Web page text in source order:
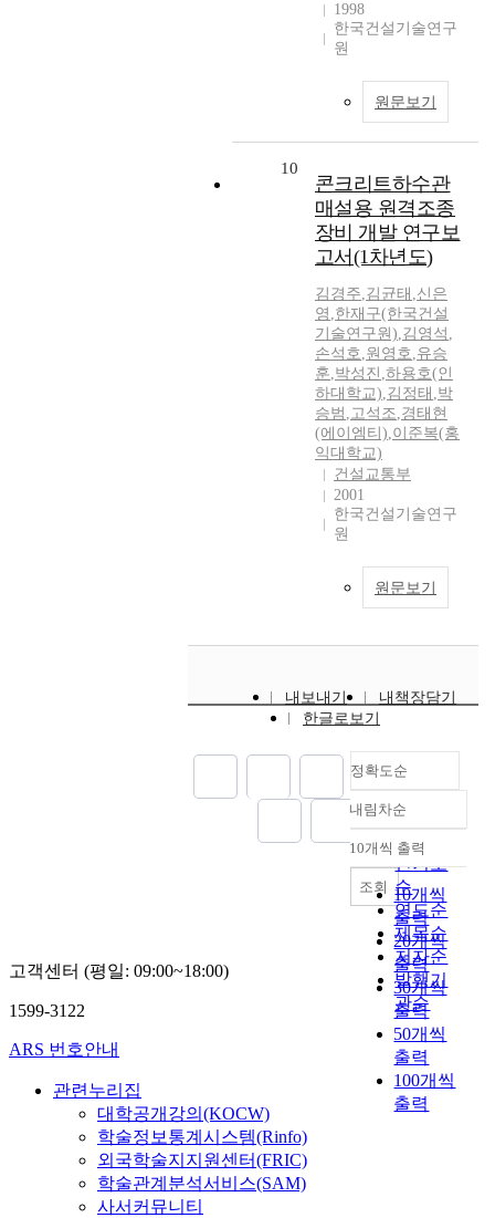
1998
한국건설기술연구
원
원문보기
10
콘크리트하수관
매설용 원격조종
장비 개발 연구보
고서(1차년도)
김경주,김균태 ,신은
영 ,한재구(한국건설
기술연구원),김영석 ,
손석호,원영호,유승
훈,박성진 ,하용호(인
하대학교),김정태 ,박
승범 ,고석조,경태현
(에이엠티),이준복(홍
익대학교)
건설교통부
2001
한국건설기술연구
원
원문보기
내보내기
내책장담기
한글로보기
정확도순
정확도
순
인기도
순
연도순
제목순
저자순
발행기
관순
내림차순
내림차순
10개씩 출력
10개씩
출력
20개씩
출력
30개씩
출력
50개씩
출력
100개씩
출력
조회
고객센터 (평일: 09:00~18:00)
1599-3122
ARS 번호안내
관련누리집
대학공개강의(KOCW)
학술정보통계시스템(Rinfo)
외국학술지지원센터(FRIC)
학술관계분석서비스(SAM)
사서커뮤니티